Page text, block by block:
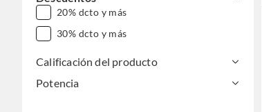
20% dcto y más
30% dcto y más
Calificación del producto
Potencia